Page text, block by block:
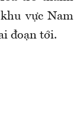
vực Nam
đoạn tới.